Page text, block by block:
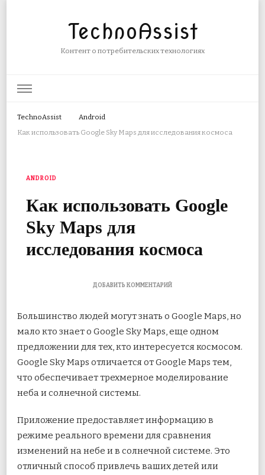
TechnoAssist
Контент о потребительских технологиях
TechnoAssist
Android
Как использовать Google Sky Maps для исследования космоса
ANDROID
Как использовать Google
Sky Maps для
исследования космоса
ДОБАВИТЬ КОММЕНТАРИЙК
ИСПОЛЬЗОВАТЬ
SKY
MAPS
ИССЛЕДОВАНИЯ
КОСМОСА
Большинство людей могут знать о Google Maps, но
мало кто знает о Google Sky Maps, еще одном
предложении для тех, кто интересуется космосом.
Google Sky Maps отличается от Google Maps тем,
что обеспечивает трехмерное моделирование
неба исолнечной системы.
Приложение предоставляет информацию в
режиме реального времени для сравнения
изменений на небе и в солнечной системе. Это
отличный способ привлечь ваших детей или